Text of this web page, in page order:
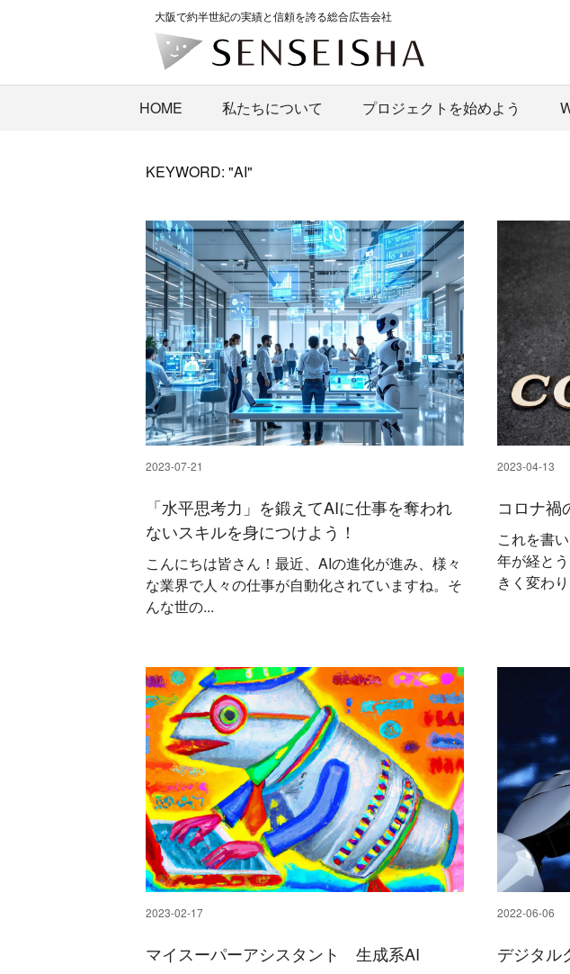
大阪で約半世紀の実績と信頼を誇る総合広告会社
HOME 私たちについて プロジェクトを始めよう
KEYWORD: "AI"
2023-07-21
「水平思考力」を鍛えてAIに仕事を奪われ
ないスキルを身につけよう！
こんにちは皆さん！最近、AIの進化が進み、様々
な業界で人々の仕事が自動化されていますね。そ
んな世の...
2023-04-13
コロナ禍
これを書
年が経と
きく変わ
2023-02-17
マイスーパーアシスタント 生成系AI
2022-06-06
デジタル